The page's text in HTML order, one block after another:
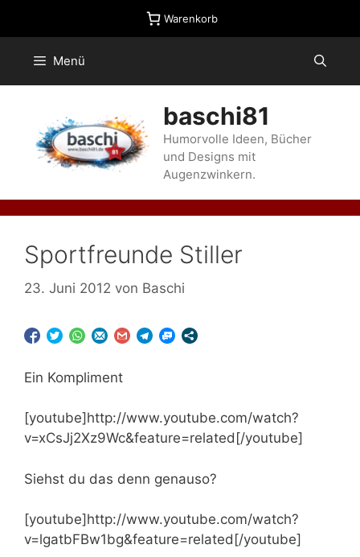
Warenkorb
Menü
baschi81
Humorvolle Ideen, Bücher
und Designs mit
Augenzwinkern.
Sportfreunde Stiller
23. Juni 2012 von Baschi
Ein Kompliment
[youtube]http://www.youtube.com/watch?
v=xCsJj2Xz9Wc&feature=related[/youtube]
Siehst du das denn genauso?
[youtube]http://www.youtube.com/watch?
v=lgatbFBw1bg&feature=related[/youtube]